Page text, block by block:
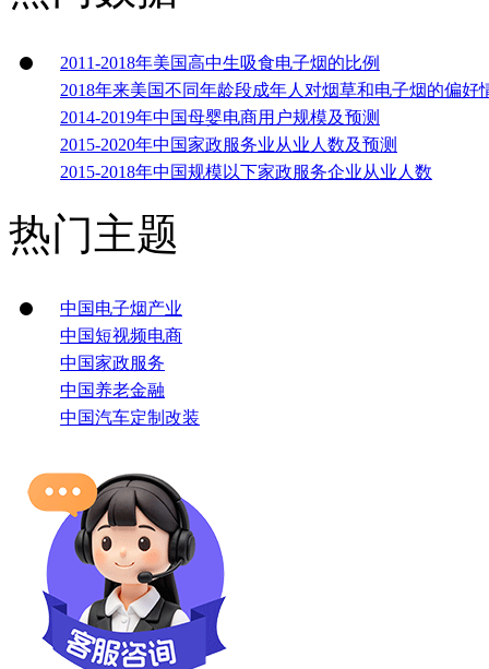
2011-2018年美国高中生吸食电子烟的比例
2018年来美国不同年龄段成年人对烟草和电子烟的偏好
2014-2019年中国母婴电商用户规模及预测
2015-2020年中国家政服务业从业人数及预测
2015-2018年中国规模以下家政服务企业从业人数
热门主题
中国电子烟产业
中国短视频电商
中国家政服务
中国养老金融
中国汽车定制改装